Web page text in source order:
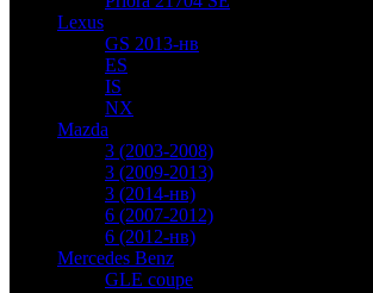
Lexus
GS 2013-нв
ES
IS
NX
Mazda
3 (2003-2008)
3 (2009-2013)
3 (2014-нв)
6 (2007-2012)
6 (2012-нв)
Mercedes Benz
GLE coupe